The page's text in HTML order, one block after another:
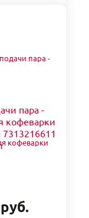
пара -
кофеварки
7313216611